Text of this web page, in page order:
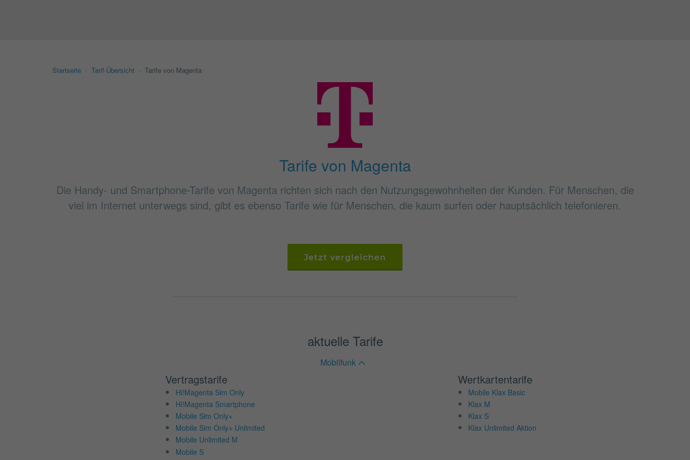
Startseite Tarif-Übersicht Tarife von Magenta
Tarife von Magenta
Die Handy- und Smartphone-Tarife von Magenta richten sich nach den Nutzungsgewohnheiten der Kunden. Für Menschen, die
viel im Internet unterwegs sind, gibt es ebenso Tarife wie für Menschen, die kaum surfen oder hauptsächlich telefonieren.
Jetzt vergleichen
aktuelle Tarife
Mobilfunk
Vertragstarife
Hi!Magenta Sim Only
Hi!Magenta Smartphone
Mobile Sim Only+
Mobile Sim Only+ Unlimited
Mobile Unlimited M
Mobile S
Wertkartentarife
Mobile Klax Basic
Klax M
Klax S
Klax Unlimited Aktion